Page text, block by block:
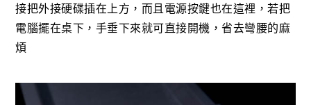
接把外接硬碟插在上方，而且電源按鍵也在這裡，若把
電腦擺在桌下，手垂下來就可直接開機，省去彎腰的麻
煩